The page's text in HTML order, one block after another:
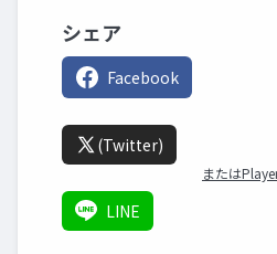
シェア
Facebook
(Twitter)
または
LINE